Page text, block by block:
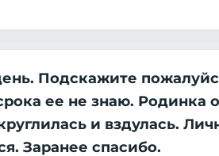
Подскажите
ее не знаю. Родинка
и вздулась.
Заранее спасибо.